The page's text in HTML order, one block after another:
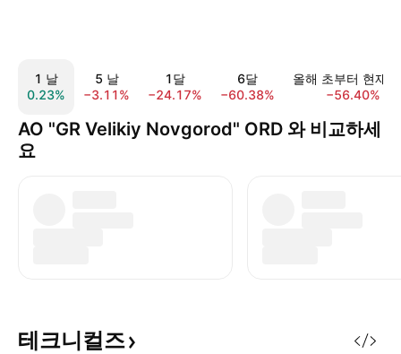
1 날
0.23%
5 날
−3.11%
1달
−24.17%
6달
−60.38%
올해 초부터 현재
−56.40%
AO "GR Velikiy Novgorod" ORD 와 비교하세
요
테크니컬즈